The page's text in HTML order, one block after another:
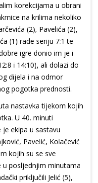
korekcijama u obrani
na krilima nekoliko
(2), Pavelića (2),
(1) rade seriju 7:1 te
igre donio im je i
i 14:10), ali dolazi do
dijela i na odmor
pogotka prednosti.
nastavka tijekom kojih
U 40. minuti
ekipa u sastavu
Pavelić, Kolačević
kojih su se sve
u posljednjim minutama
priključili Jelić (5),